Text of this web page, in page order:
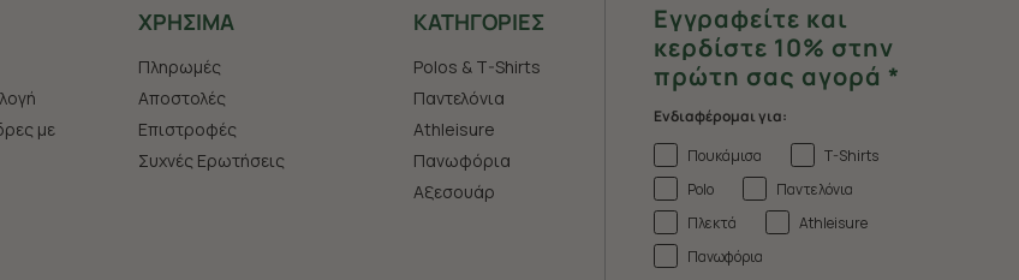
με
ΧΡHΣΙΜΑ
Πληρωμές
Αποστολές
Επιστροφές
Συχνές Ερωτήσεις
ΚΑΤΗΓΟΡΙΕΣ
Polos & T-Shirts
Παντελόνια
Athleisure
Πανωφόρια
Aξεσουάρ
Εγγραφείτε και
κερδίστε 10% στην
πρώτη σας αγορά *
Ενδιαφέρομαι για:
Πουκάμισα
T-Shirts
Polo
Παντελόνια
Πλεκτά
Athleisure
Πανωφόρια